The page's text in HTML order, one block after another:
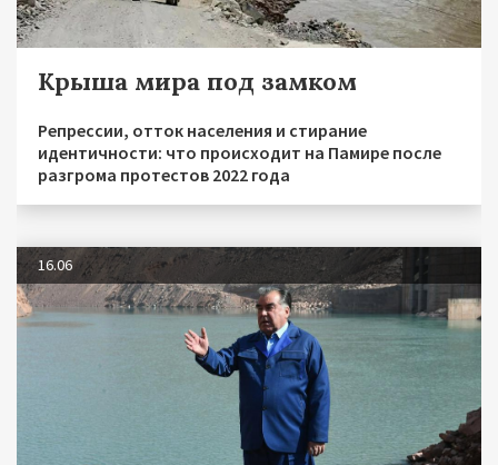
Крыша мира под замком
Репрессии, отток населения и стирание
идентичности: что происходит на Памире после
разгрома протестов 2022 года
16.06